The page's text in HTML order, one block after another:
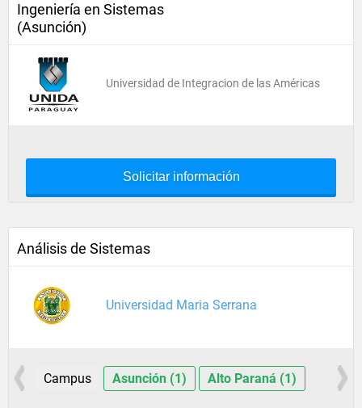
Ingeniería en Sistemas
(Asunción)
Universidad de Integracion de las Américas
Solicitar información
Análisis de Sistemas
Universidad Maria Serrana
Campus Asunción (1) Alto Paraná (1)